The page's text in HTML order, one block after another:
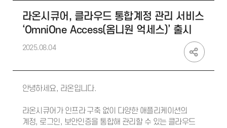
라온시큐어, 클라우드 통합계정 관리 서비스
‘OmniOne Access(옴니원 억세스)’ 출시
2025.08.04
안녕하세요, 라온입니다.
라온시큐어가 인프라 구축 없이 다양한 애플리케이션의
계정, 로그인, 보안인증을 통합해 관리할 수 있는 클라우드